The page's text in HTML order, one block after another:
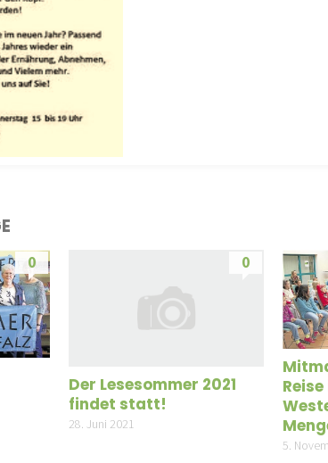
0 0
Der Lesesommer 2021
findet statt!
28. Juni 2021
5.